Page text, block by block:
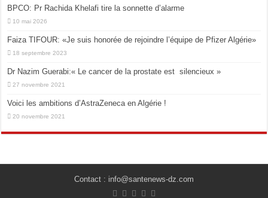
BPCO: Pr Rachida Khelafi tire la sonnette d’alarme
10 mai 2026
Faiza TIFOUR: «Je suis honorée de rejoindre l’équipe de Pfizer Algérie»
18 septembre 2023
Dr Nazim Guerabi:« Le cancer de la prostate est silencieux »
27 novembre 2021
Voici les ambitions d’AstraZeneca en Algérie !
20 novembre 2021
Contact : info@santenews-dz.com